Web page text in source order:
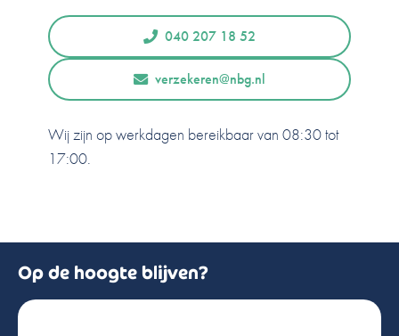
040 207 18 52
verzekeren@nbg.nl
Wij zijn op werkdagen bereikbaar van 08:30 tot
17:00.
Op de hoogte blijven?